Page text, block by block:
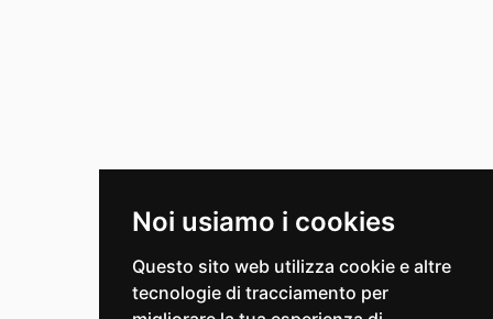
Noi usiamo i cookies
Questo sito web utilizza cookie e altre
tecnologie di tracciamento per